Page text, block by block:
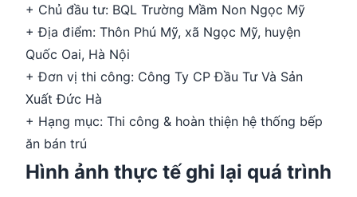
+ Chủ đầu tư: BQL Trường Mầm Non Ngọc Mỹ
+ Địa điểm: Thôn Phú Mỹ, xã Ngọc Mỹ, huyện
Quốc Oai, Hà Nội
+ Đơn vị thi công: Công Ty CP Đầu Tư Và Sản
Xuất Đức Hà
+ Hạng mục: Thi công & hoàn thiện hệ thống bếp
ăn bán trú
Hình ảnh thực tế ghi lại quá trình